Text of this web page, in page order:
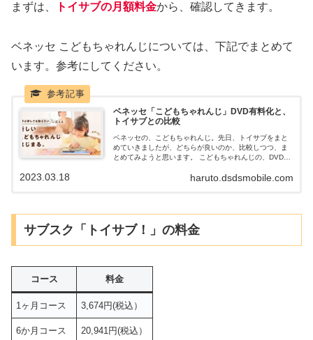
まずは、 トイサブの月額料金から、確認してきます。
ベネッセ こどもちゃれんじについては、下記でまとめて
います。参考にしてください。
ベネッセ「こどもちゃれんじ」DVD有料化と、
トイサブとの比較
ベネッセの、こどもちゃれんじ。先日、トイサブをまと
めていきましたが、どちらが良いのか、比較しつつ、ま
とめてみようと思います。 こどもちゃれんじの、DVD
す。 昔ながらの、ベネッセ「こどもちゃれんじ」か、新
haruto.dsdsmobile.com
2023.03.18
サブスク「トイサブ！」の料金
コース 料金
1ヶ月コース 3,674円(税込）
6か月コース 20,941円(税込）